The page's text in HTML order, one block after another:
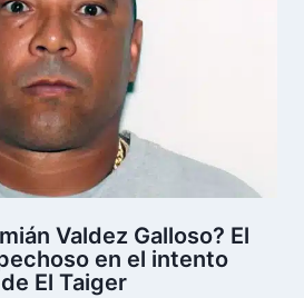
Valdez Galloso? El
en el intento
El Taiger